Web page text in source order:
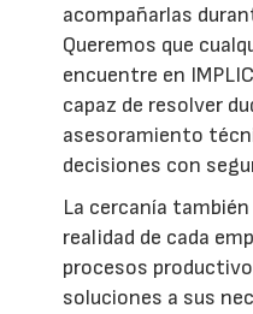
acompañarlas
Queremos que
encuentre en
capaz de resolver
asesoramiento
decisiones con
La cercanía
realidad de cada
procesos
soluciones a sus